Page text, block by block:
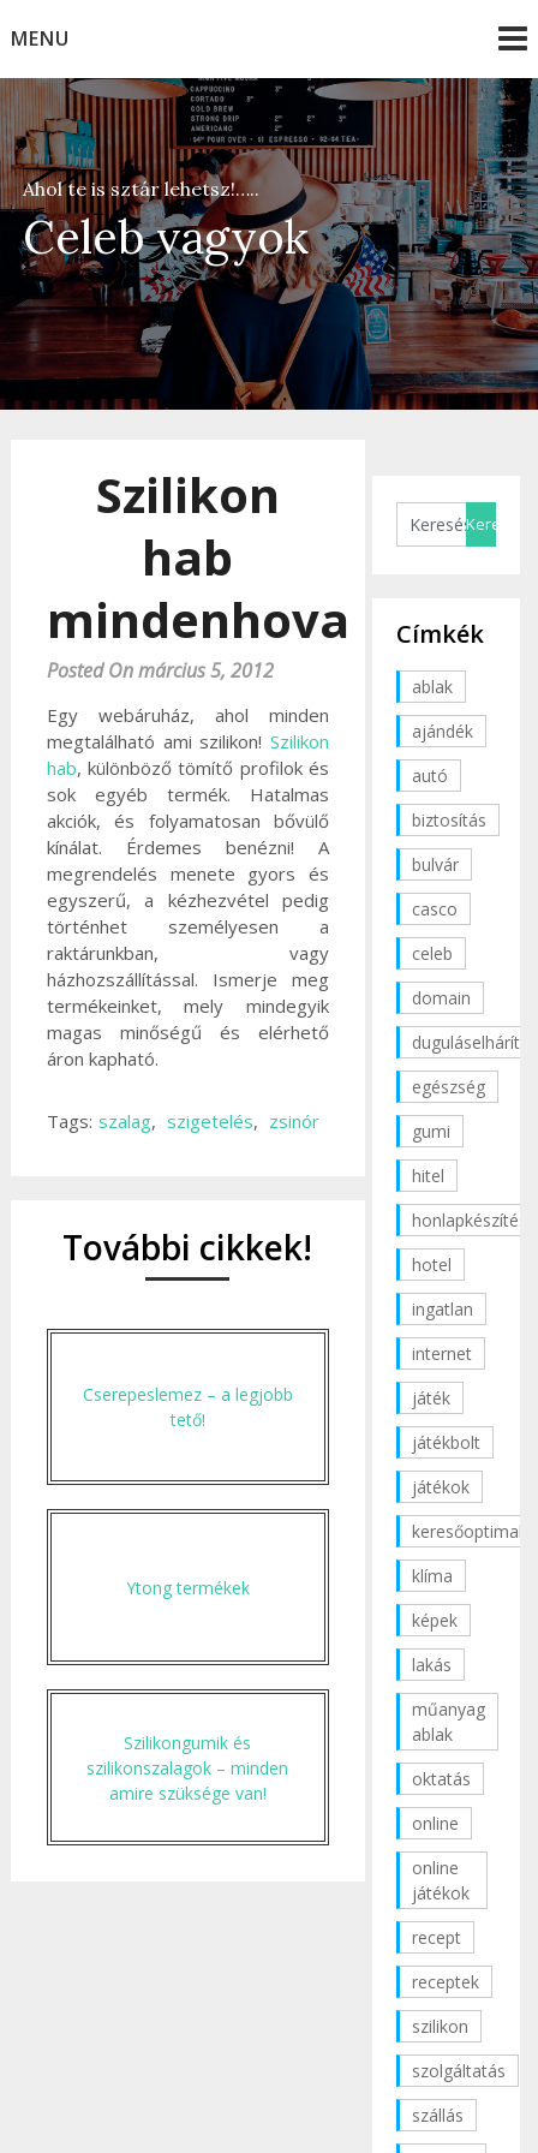
toMENU
Celeb vagyok
Ahol te is sztár lehetsz!…..
Szilikon
hab
mindenhova
Posted On március 5, 2012
Egy webáruház, ahol minden
megtalálható ami szilikon! Szilikon
hab, különböző tömítő profilok és
sok egyéb termék. Hatalmas
akciók, és folyamatosan bővülő
kínálat. Érdemes benézni! A
megrendelés menete gyors és
egyszerű, a kézhezvétel pedig
történhet személyesen a
raktárunkban, vagy
házhozszállítással. Ismerje meg
termékeinket, mely mindegyik
magas minőségű és elérhető
áron kapható.
Tags: szalag, szigetelés, zsinór
További cikkek!
Cserepeslemez – a legjobb
tető!
Ytong termékek
Szilikongumik és
szilikonszalagok – minden
amire szüksége van!
Címkék
ablak
ajándék
autó
biztosítás
bulvár
casco
celeb
domain
duguláselhárítás
egészség
gumi
hitel
honlapkészítés
hotel
ingatlan
internet
játék
játékbolt
játékok
klíma
képek
lakás
műanyag
ablak
oktatás
online
online
játékok
recept
receptek
szilikon
szolgáltatás
szállás